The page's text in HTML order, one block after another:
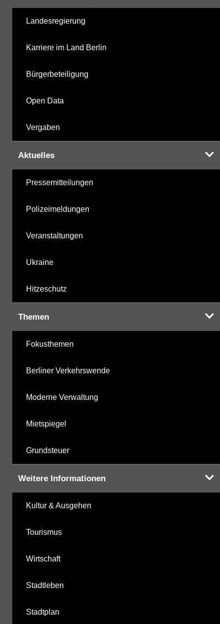
Landesregierung
Karriere im Land Berlin
Bürgerbeteiligung
Open Data
Vergaben
Aktuelles
Pressemitteilungen
Polizeimeldungen
Veranstaltungen
Ukraine
Hitzeschutz
Themen
Fokusthemen
Berliner Verkehrswende
Moderne Verwaltung
Mietspiegel
Grundsteuer
Weitere Informationen
Kultur & Ausgehen
Tourismus
Wirtschaft
Stadtleben
Stadtplan